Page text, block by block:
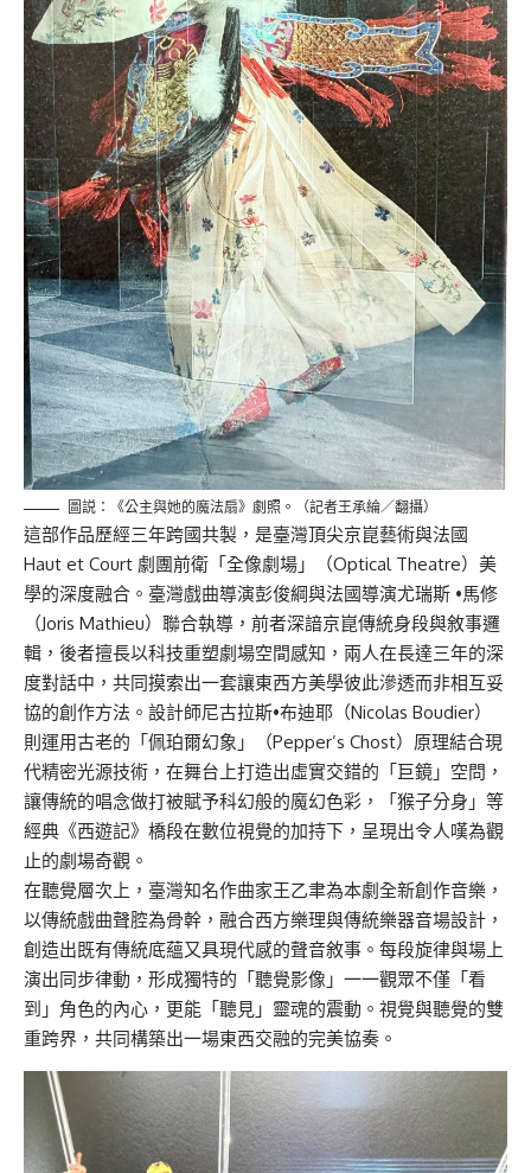
圖説：《公主與她的魔法扇》劇照。（記者王承綸／翻攝）
這部作品歷經三年跨國共製，是臺灣頂尖京崑藝術與法國
Haut et Court 劇團前衛「全像劇場」（Optical Theatre）美
學的深度融合。臺灣戲曲導演彭俊綱與法國導演尤瑞斯 •馬修
（Joris Mathieu）聯合執導，前者深諳京崑傳統身段與敘事邏
輯，後者擅長以科技重塑劇場空間感知，兩人在長達三年的深
度對話中，共同摸索出一套讓東西方美學彼此滲透而非相互妥
協的創作方法。設計師尼古拉斯•布迪耶（Nicolas Boudier）
則運用古老的「佩珀爾幻象」（Pepper’s Chost）原理結合現
代精密光源技術，在舞台上打造出虛實交錯的「巨鏡」空問，
讓傳統的唱念做打被賦予科幻般的魔幻色彩，「猴子分身」等
經典《西遊記》橋段在數位視覺的加持下，呈現出令人嘆為觀
止的劇場奇觀。
在聽覺層次上，臺灣知名作曲家王乙聿為本劇全新創作音樂，
以傳統戲曲聲腔為骨幹，融合西方樂理與傳統樂器音場設計，
創造出既有傳統底蘊又具現代感的聲音敘事。每段旋律與場上
演出同步律動，形成獨特的「聽覺影像」一一觀眾不僅「看
到」角色的內心，更能「聽見」靈魂的震動。視覺與聽覺的雙
重跨界，共同構築出一場東西交融的完美協奏。